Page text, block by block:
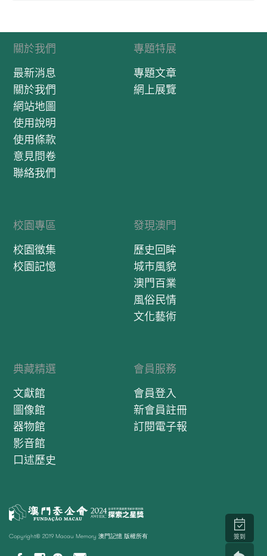
關於我們
最新消息
關於我們
網站地圖
使用說明
使用條款
意見問卷
聯絡我們
專題特展
專題文章
網上展覽
校園專區
校園徵集
校園記憶
發現澳門
歷史回眸
城市風貌
澳門百業
風俗民情
文化藝術
典藏精選
文獻館
圖像館
器物館
影音館
口述歷史
會員服務
會員登入
新會員註冊
訂閱電子報
Copyright© 2019 Macau Memory 澳門記憶 版權所有 簽到